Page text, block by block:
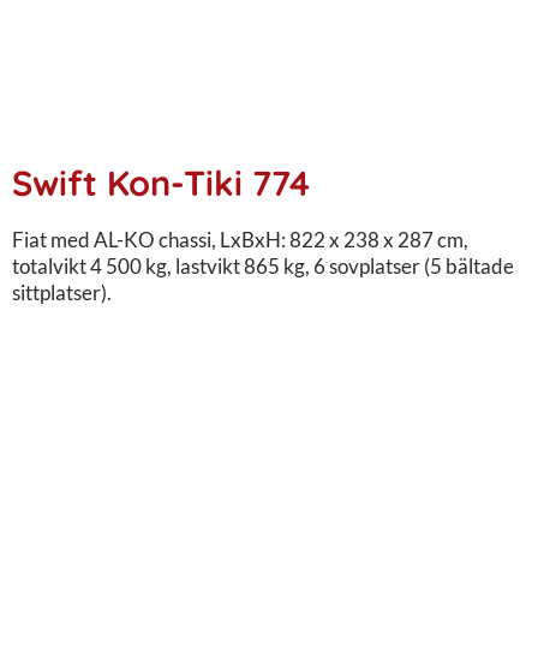
Swift Kon-Tiki 774
Fiat med AL-KO chassi, LxBxH: 822 x 238 x 287 cm,
totalvikt 4 500 kg, lastvikt 865 kg, 6 sovplatser (5 bältade
sittplatser).